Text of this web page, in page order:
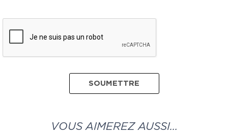
VOUS AIMEREZ AUSSI…